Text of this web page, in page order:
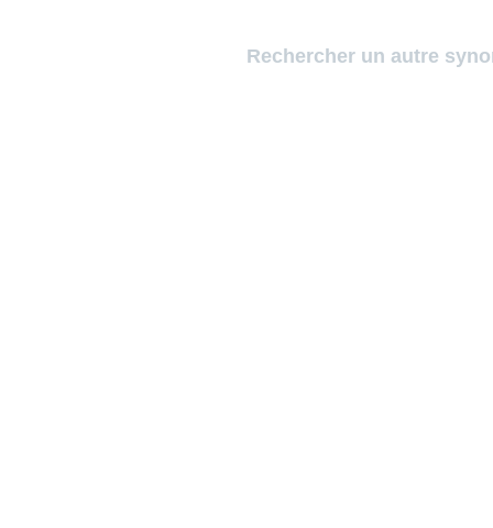
Rechercher un autre